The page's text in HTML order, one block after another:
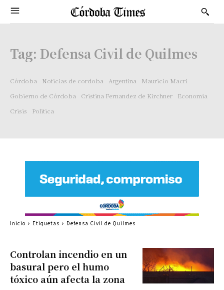
Tag: Defensa Civil de Quilmes
Córdoba Noticias de cordoba Argentina
Mauricio Macri
Gobierno de Córdoba
Cristina Fernandez de Kirchner
Economía
Crisis
Politica
Controlan incendio en un
basural pero el humo
tóxico aún afecta la zona
Inicio Etiquetas Defensa Civil de Quilmes